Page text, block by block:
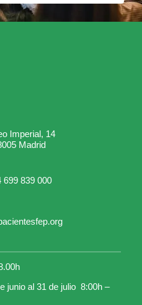
Imperial, 14
Madrid
699 839 000
junio al 31 de julio 8:00h –